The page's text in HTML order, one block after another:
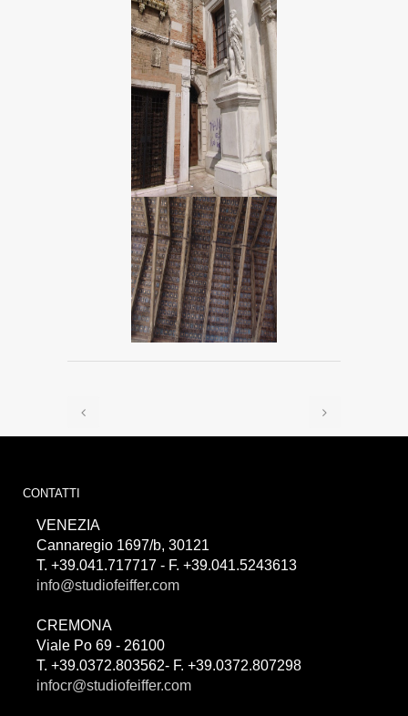
CONTATTI
VENEZIA
Cannaregio 1697/b, 30121
T. +39.041.717717 - F. +39.041.5243613
info@studiofeiffer.com
CREMONA
Viale Po 69 - 26100
T. +39.0372.803562- F. +39.0372.807298
infocr@studiofeiffer.com